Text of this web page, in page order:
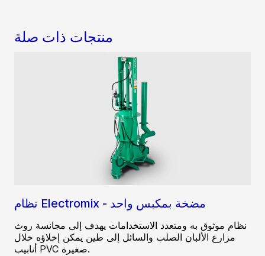
منتجات ذات صلة
نظام Electromix - مضخة بمكبس واحد
نظام موثوق به ومتعدد الاستخدامات يهدف إلى مجانسة روث
مزارع الألبان الصلب والسائل إلى طين يمكن إخلاؤه خلال
أنابيب PVC صغيرة.